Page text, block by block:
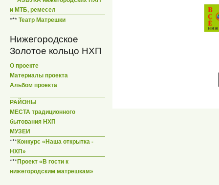
и МТБ, ремесел
*** Театр Матрешки
Нижегородское
Золотое кольцо НХП
О проекте
Материалы проекта
Альбом проекта
РАЙОНЫ
МЕСТА традиционного
бытования НХП
МУЗЕИ
***Конкурс «Наша открытка -
НХП»
***Проект «В гости к
нижегородским матрешкам»